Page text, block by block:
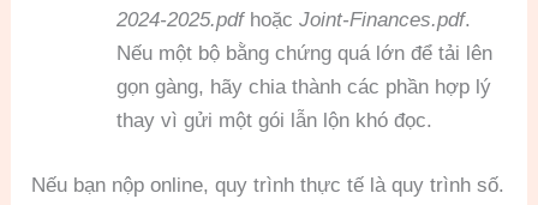
2024-2025.pdfhoặcJoint-Finances.pdf.
Nếu một bộ bằng chứng quá lớn để tải lên
gọn gàng, hãy chia thành các phần hợp lý
thay vì gửi một gói lẫn lộn khó đọc.
Nếu bạn nộp online, quy trình thực tế là quy trình số.